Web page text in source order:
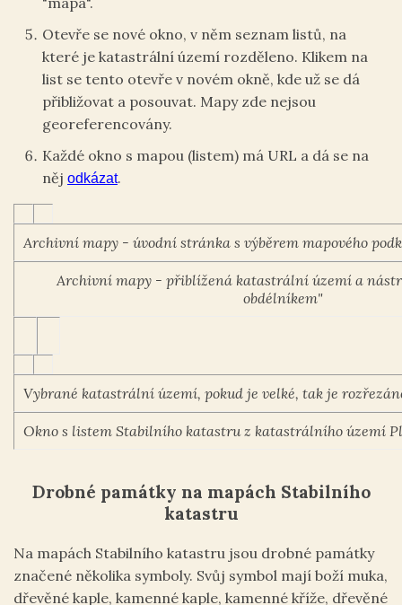
Otevře se nové okno, v něm seznam listů, na
které je katastrální území rozděleno. Klikem na
list se tento otevře v novém okně, kde už se dá
přibližovat a posouvat. Mapy zde nejsou
georeferencovány.
Každé okno s mapou (listem) má URL a dá se na
něj odkázat.
Archivní mapy - úvodní stránka s výběrem mapového
Archivní mapy - přiblížená katastrální území a
obdélníkem"
Vybrané katastrální území, pokud je velké, tak je
Okno s listem Stabilního katastru z katastrálního území
Drobné památky na mapách Stabilního
katastru
Na mapách Stabilního katastru jsou drobné památky
značené několika symboly. Svůj symbol mají boží muka,
dřevěné kaple, kamenné kaple, kamenné kříže, dřevěné